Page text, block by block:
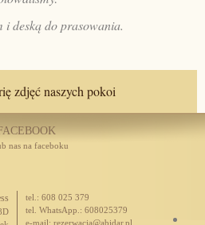
i deską do prasowania.
zdjęć naszych pokoi
nas na faceboku
tel.: 608 025 379
tel. WhatsApp.: 608025379
e-mail: rezerwacja@abidar.pl